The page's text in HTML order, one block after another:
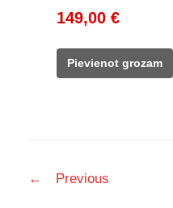
Original
was:
171,00 €.
149,00 €Current
149,00 €.
Pievienot grozam
navigation
← Previous